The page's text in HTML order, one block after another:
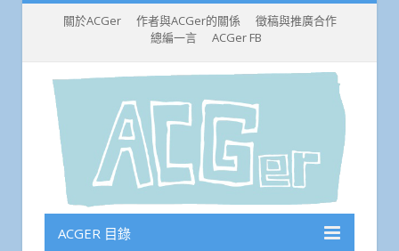
關於ACGer 作者與ACGer的關係
徵稿與推廣合作
總編一言
ACGer FB
ACGER 目錄